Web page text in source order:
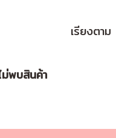
เรียงตาม
ม่พบสินค้า